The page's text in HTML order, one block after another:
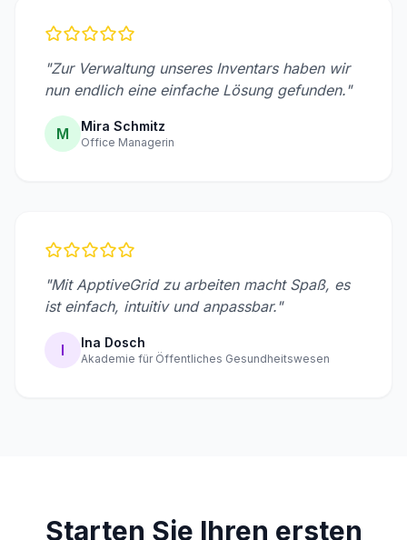
"Zur Verwaltung unseres Inventars haben wir
nun endlich eine einfache Lösung gefunden."
M Mira Schmitz
Office Managerin
"Mit ApptiveGrid zu arbeiten macht Spaß, es
ist einfach, intuitiv und anpassbar."
I Ina Dosch
Akademie für Öffentliches Gesundheitswesen
Starten Sie Ihren ersten